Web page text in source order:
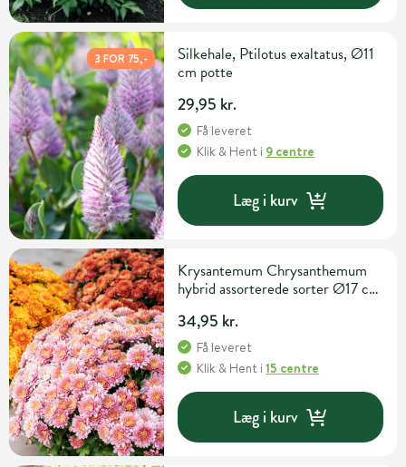
3 FOR 75,-
Silkehale, Ptilotus exaltatus, Ø11
cm potte
29,95 kr.
Få leveret
Klik & Hent i 9 centre
Læg i kurv
Krysantemum Chrysanthemum
hybrid assorterede sorter Ø17 cm
34,95 kr.
Få leveret
Klik & Hent i15 centre
Læg i kurv